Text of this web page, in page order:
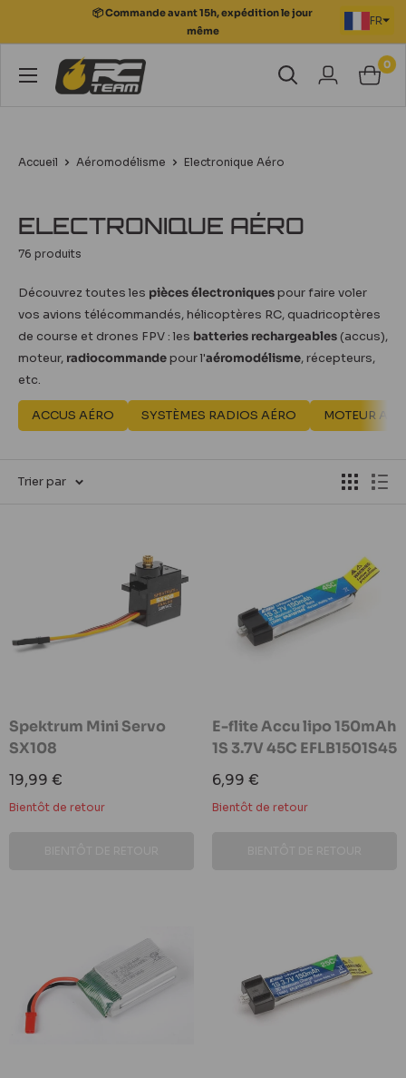
📦 Commande avant 15h, expédition le jour
même
FR
RC
Team
0
Accueil Aéromodélisme Electronique Aéro
ELECTRONIQUE AÉRO
76 produits
Découvrez toutes les pièces électroniquespour faire voler
vos avions télécommandés, hélicoptères RC, quadricoptères
de course et drones FPV : les batteries rechargeables (accus),
moteur, radiocommandepour l'aéromodélisme, récepteurs,
etc.
ACCUS AÉRO SYSTÈMES RADIOS AÉRO MOTEUR
Trier par
Spektrum Mini Servo
SX108
Prix
réduit
19,99 €
Bientôt de retour
E-flite Accu lipo 150mAh
1S 3.7V 45C EFLB1501S45
Prix
réduit
6,99 €
Bientôt de retour